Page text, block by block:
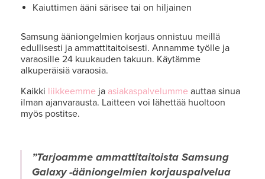
Kaiuttimen ääni särisee tai on hiljainen
Samsung ääniongelmien korjaus onnistuu meillä
edullisesti ja ammattitaitoisesti. Annamme työlle ja
varaosille 24 kuukauden takuun. Käytämme
alkuperäisiä varaosia.
Kaikki liikkeemme ja asiakaspalvelumme auttaa sinua
ilman ajanvarausta. Laitteen voi lähettää huoltoon
myös postitse.
Tarjoamme ammattitaitoista Samsung
Galaxy -ääniongelmien korjauspalvelua